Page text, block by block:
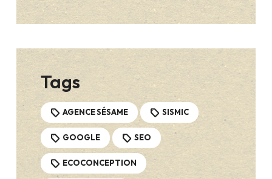
Tags
AGENCE SÉSAME SISMIC
GOOGLE SEO
ECOCONCEPTION